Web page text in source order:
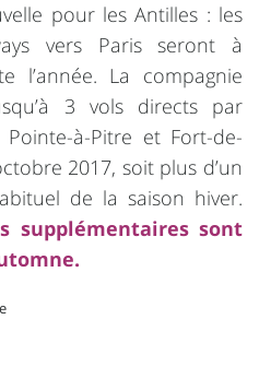
pour les Antilles : les
vers Paris seront à
l’année. La compagnie
3 vols directs par
à-Pitre et Fort-de-
2017, soit plus d’un
de la saison hiver.
supplémentaires sont